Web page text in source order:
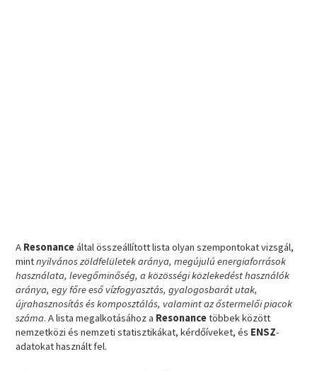
A Resonanceáltal összeállított lista olyan szempontokat vizsgál,
mintnyilvános zöldfelületek aránya, megújulú energiaforrások
használata, levegőminőség, a közösségi közlekedést használók
aránya, egy főre eső vízfogyasztás, gyalogosbarát utak,
újrahasznosítás és komposztálás, valamint az őstermelői piacok
száma. A lista megalkotásához a Resonancetöbbek között
nemzetközi és nemzeti statisztikákat, kérdőíveket, és ENSZ-
adatokat használt fel.